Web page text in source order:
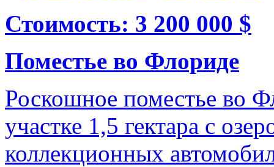
Стоимость: 3 200 000 $
Поместье во Флориде
Роскошное поместье во
участке 1,5 гектара с
коллекционных